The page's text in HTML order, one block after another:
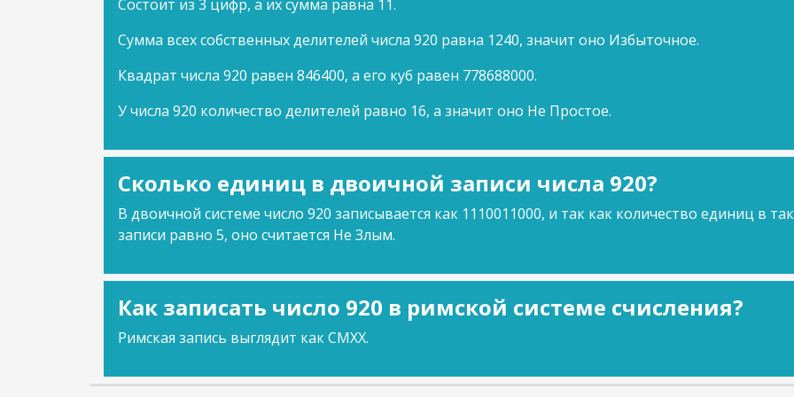
Состоит из 3 цифр, а их сумма равна 11.
Сумма всех собственных делителей числа 920 равна 1240, значит оно Избыточное.
Квадрат числа 920 равен 846400, а его куб равен 778688000.
У числа 920 количество делителей равно 16, а значит оно Не Простое.
Сколько единиц в двоичной записи числа 920?
В двоичной системе число 920 записывается как 1110011000, и так как количество единиц в
записи равно 5, оно считается Не Злым.
Как записать число 920 в римской системе счисления?
Римская запись выглядит как CMXX.